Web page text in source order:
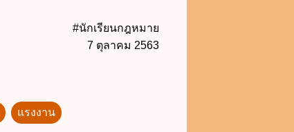
#นักเรียนกฎหมาย
7 ตุลาคม 2563
แรงงาน